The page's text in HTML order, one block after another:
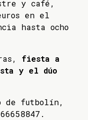
y café,
en el
hasta ocho
fiesta a
y el dúo
de futbolín,